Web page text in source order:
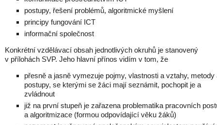
postupy, řešení problémů, algoritmické myšlení
principy fungování ICT
informační společnost
Konkrétní vzdělávací obsah jednotlivých okruhů je stanovený
v přílohách SVP. Jeho hlavní přínos vidím v tom, že
přesně a jasně vymezuje pojmy, vlastnosti a vztahy, metody
postupy, se kterými se žáci mají seznámit, pochopit je a
zvládnout
již na první stupeň je zařazena problematika pracovních
a algoritmizace (formou odpovídající věku žáků)